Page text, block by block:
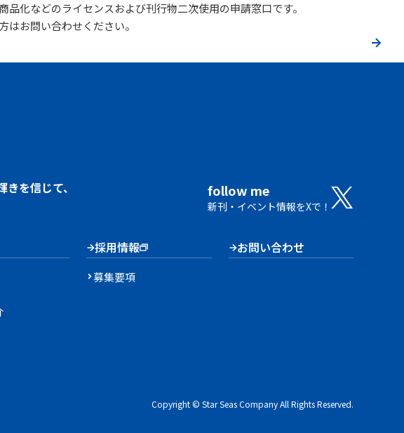
品化などのライセンスおよび刊行物二次使用の申請窓口です。
はお問い合わせください。
を信じて、
follow me
新刊・イベント情報をXで！
採用情報
募集要項
お問い合わせ
Copyright © Star Seas Company All Rights Reserved.